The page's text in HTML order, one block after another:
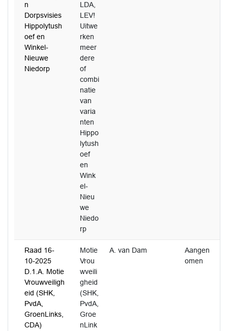
n
Dorpsvisies
Hippolytush
oef en
Winkel-
Nieuwe
Niedorp
LDA,
LEV!
Uitwe
rken
meer
dere
of
combi
natie
van
varia
nten
Hippo
lytush
oef
en
Wink
el-
Nieu
we
Niedo
rp
Raad 16-
10-2025
D.1.A. Motie
Vrouwveiligh
eid (SHK,
PvdA,
GroenLinks,
CDA)
Motie
Vrou
wveili
gheid
(SHK,
PvdA,
Groe
nLink
A. van Dam
Aangen
omen